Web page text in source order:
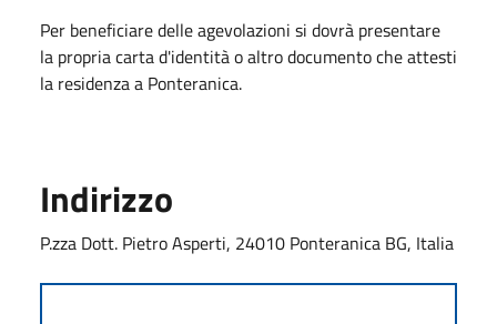
Per beneficiare delle agevolazioni si dovrà presentare
la propria carta d'identità o altro documento che attesti
la residenza a Ponteranica.
Indirizzo
P.zza Dott. Pietro Asperti, 24010 Ponteranica BG, Italia